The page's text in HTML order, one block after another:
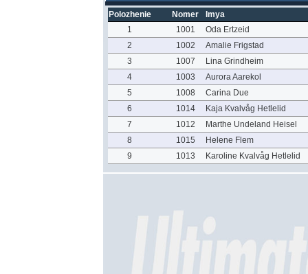
Polozhenie Nomer
Imya
1
1001
Oda Ertzeid
2
1002
Amalie Frigstad
3
1007
Lina Grindheim
4
1003
Aurora Aarekol
5
1008
Carina Due
6
1014
Kaja Kvalvåg Hetlelid
7
1012
Marthe Undeland Heisel
8
1015
Helene Flem
9
1013 Karoline Kvalvåg Hetlelid